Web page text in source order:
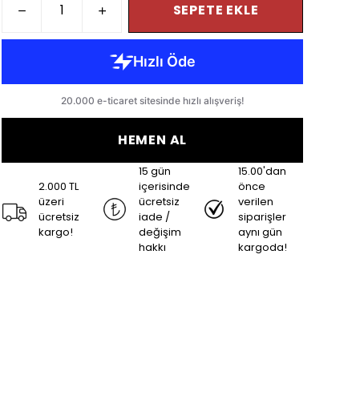
SEPETE EKLE
HEMEN AL
2.000 TL
üzeri
ücretsiz
kargo!
15 gün
içerisinde
ücretsiz
iade /
değişim
hakkı
15.00'dan
önce
verilen
siparişler
aynı gün
kargoda!